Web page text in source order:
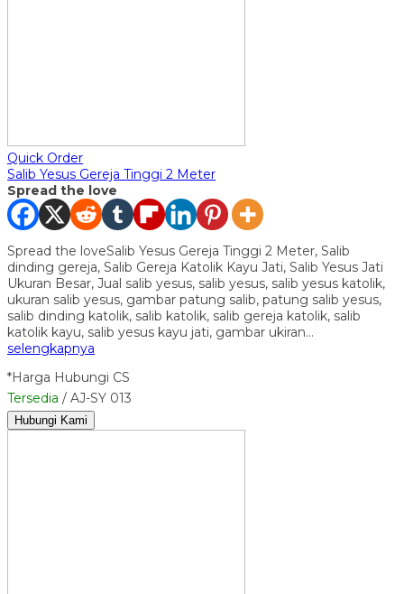
Quick Order
Salib Yesus Gereja Tinggi 2 Meter
Spread the love
Spread the loveSalib Yesus Gereja Tinggi 2 Meter, Salib
dinding gereja, Salib Gereja Katolik Kayu Jati, Salib Yesus Jati
Ukuran Besar, Jual salib yesus, salib yesus, salib yesus katolik,
ukuran salib yesus, gambar patung salib, patung salib yesus,
salib dinding katolik, salib katolik, salib gereja katolik, salib
katolik kayu, salib yesus kayu jati, gambar ukiran…
selengkapnya
*Harga Hubungi CS
Tersedia / AJ-SY 013
Hubungi Kami